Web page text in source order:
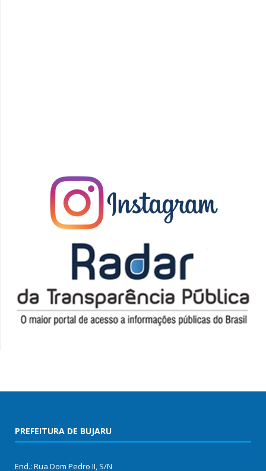
PREFEITURA DE BUJARU
End.: Rua Dom Pedro II, S/N